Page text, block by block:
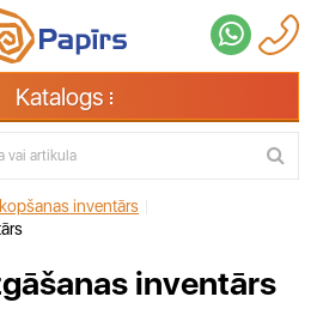
Katalogs
inventārs
inventārs